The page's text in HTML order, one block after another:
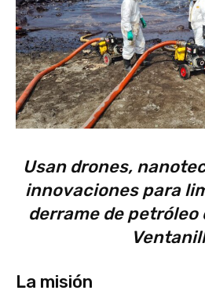
Usan drones,
innovaciones para
derrame de petróleo
La misión